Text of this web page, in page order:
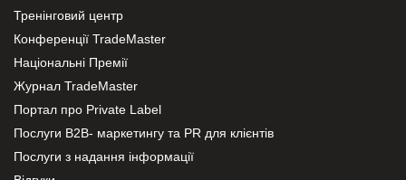
Тренінговий центр
Конференції TradeMaster
Національні Премії
Журнал TradeMaster
Портал про Private Label
Послуги В2В- маркетингу та PR для клієнтів
Послуги з надання інформації